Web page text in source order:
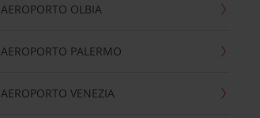
AEROPORTO OLBIA
AEROPORTO PALERMO
AEROPORTO VENEZIA